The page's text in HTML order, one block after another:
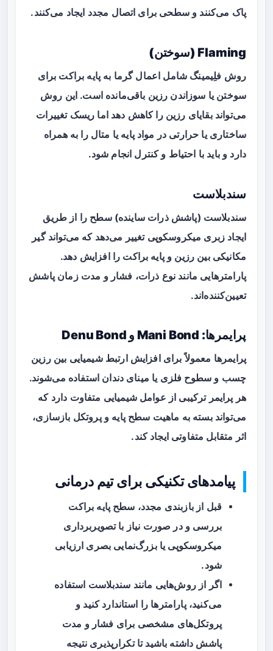
پاک می‌کنند و سطحی برای اتصال مجدد ایجاد می‌کنند.
Flaming (سوختن)
روش فلِیمینگ شامل اعمال گرما به پایه براکت برای
سوختن یا سوزاندن رزین باقی‌مانده است. این روش
می‌تواند بقایای رزین را کاهش دهد اما ریسک تغییرات
ساختاری یا حرارتی در مواد پایه یا متال را به همراه
دارد و باید با احتیاط و کنترل انجام شود.
سندبلاست
سندبلاست (پاشش ذرات ساینده) سطح را از طریق
ایجاد زبری میکروسکوپی تغییر می‌دهد که می‌تواندگیر
مکانیکی بین رزین و پایه براکت را افزایش دهد.
پارامترهایی مانند نوع ذرات، فشار و مدت زمان پاشش
تعیین‌کننده‌اند.
پرایمرها: Mani Bond و Denu Bond
پرایمرها معمولاً برای افزایش ارتبط شیمیایی بین رزین
چسب و سطوح فلزی یا مینای دندان استفاده می‌شوند.
هر پرایمر ترکیبی از عوامل شیمیایی متفاوت دارد که
می‌تواند بسته به ماهیت سطح پایه و پروتکل بازسازی،
اثر متقابل متفاوتی ایجاد کند.
پیامدهای تکنیکی برای تیم درمانی
قبل از بازبندی مجدد، سطح پایه براکت
بررسی و در صورت نیاز باتصویربرداری
میکروسکوپی یا بزرگ‌نمایی بصری ارزیابی
شود.
اگر از روش‌هایی مانند سندبلاست استفاده
می‌کنید، پارامترها را استاندارد کنید و
پروتکل‌های مشخصی برای فشار و مدت
پاشش داشته باشید تا تکرارپذیری نتیجه